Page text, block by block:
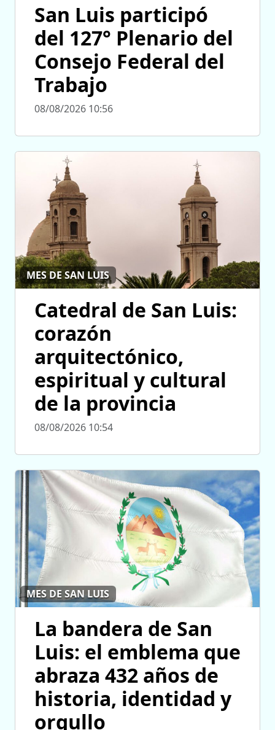
San Luis participó
del 127° Plenario del
Consejo Federal del
Trabajo
08/08/2026 10:56
MES DE SAN LUIS
Catedral de San Luis:
corazón
arquitectónico,
espiritual y cultural
de la provincia
08/08/2026 10:54
MES DE SAN LUIS
La bandera de San
Luis: el emblema que
abraza 432 años de
historia, identidad y
orgullo